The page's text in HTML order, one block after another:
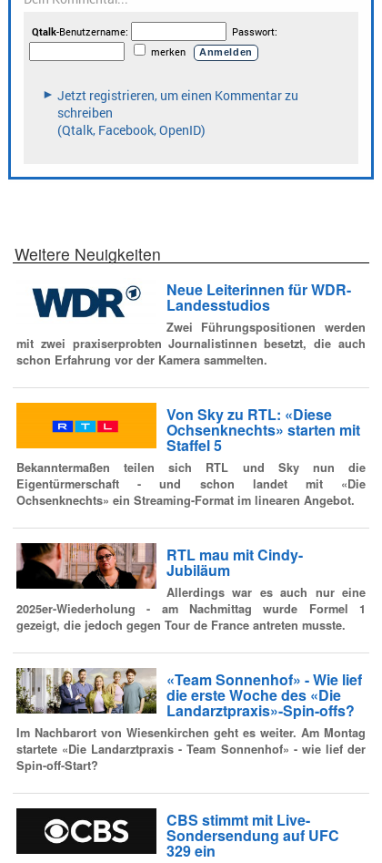
Weitere Neuigkeiten
Neue Leiterinnen für WDR-
Landesstudios
Zwei Führungspositionen werden
mit zwei praxiserprobten Journalistinnen besetzt, die auch
schon Erfahrung vor der Kamera sammelten.
Von Sky zu RTL: «Diese
Ochsenknechts» starten mit
Staffel 5
Bekanntermaßen teilen sich RTL und Sky nun die
Eigentürmerschaft - und schon landet mit «Die
Ochsenknechts» ein Streaming-Format im linearen Angebot.
RTL mau mit Cindy-
Jubiläum
Allerdings war es auch nur eine
2025er-Wiederholung - am Nachmittag wurde Formel 1
gezeigt, die jedoch gegen Tour de France antreten musste.
«Team Sonnenhof» - Wie lief
die erste Woche des «Die
Landarztpraxis»-Spin-offs?
Im Nachbarort von Wiesenkirchen geht es weiter. Am Montag
startete «Die Landarztpraxis - Team Sonnenhof» - wie lief der
Spin-off-Start?
CBS stimmt mit Live-
Sondersendung auf UFC
329 ein